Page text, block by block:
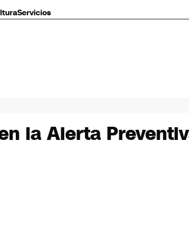
Servicios
la Alerta